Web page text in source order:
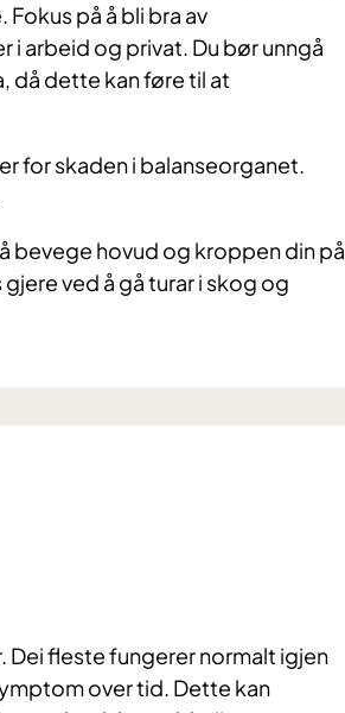
på å bli bra av
i arbeid og privat. Du bør unngå
då dette kan føre til at
for skaden i balanseorganet.
bevege hovud og kroppen din på
ved å gå turar i skog og
Dei fleste fungerer normalt igjen
over tid. Dette kan